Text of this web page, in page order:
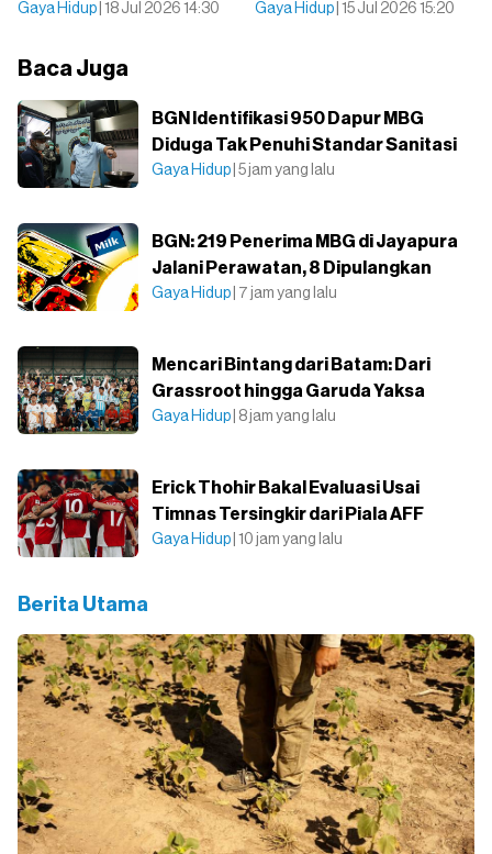
Gaya Hidup | 18 Jul 2026 14:30 Gaya Hidup | 15 Jul 2026 15:20
Baca Juga
BGN Identifikasi 950 Dapur MBG
Diduga Tak Penuhi Standar Sanitasi
Gaya Hidup | 5 jam yang lalu
BGN: 219 Penerima MBG di Jayapura
Jalani Perawatan, 8 Dipulangkan
Gaya Hidup | 7 jam yang lalu
Mencari Bintang dari Batam: Dari
Grassroot hingga Garuda Yaksa
Gaya Hidup | 8 jam yang lalu
Erick Thohir Bakal Evaluasi Usai
Timnas Tersingkir dari Piala AFF
Gaya Hidup | 10 jam yang lalu
Berita Utama